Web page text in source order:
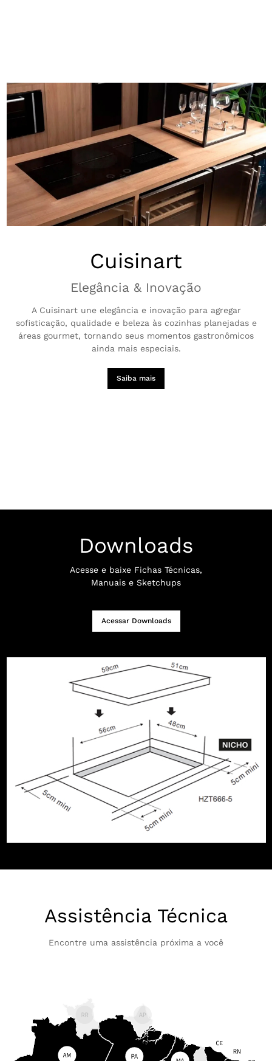
Cuisinart
Elegância & Inovação
A Cuisinart une elegância e inovação para agregar
sofisticação, qualidade e beleza às cozinhas planejadas e
áreas gourmet, tornando seus momentos gastronômicos
ainda mais especiais.
Saiba mais
Downloads
Acesse e baixe Fichas Técnicas,
Manuais e Sketchups
Acessar Downloads
Assistência Técnica
Encontre uma assistência próxima a você